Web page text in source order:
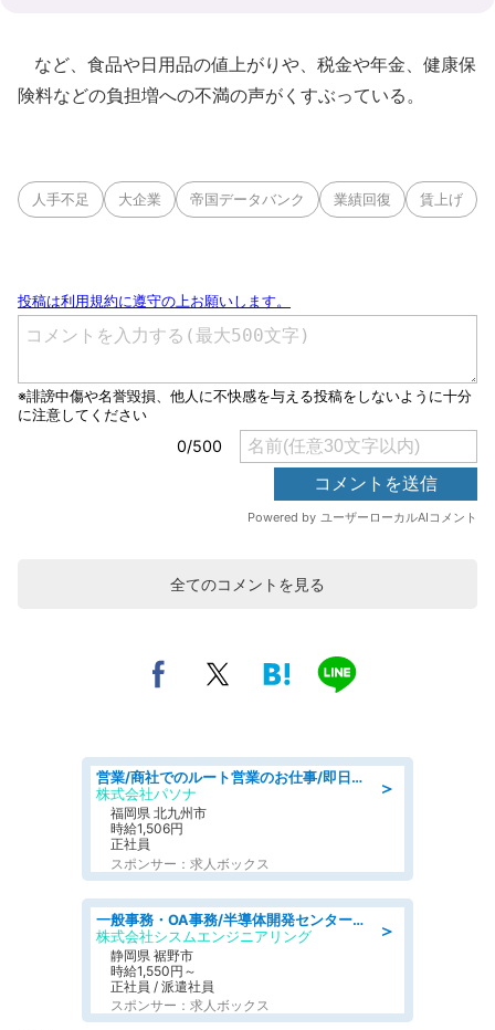
など、食品や日用品の値上がりや、税金や年金、健康保
険料などの負担増への不満の声がくすぶっている。
人手不足 大企業 帝国データバンク 業績回復 賃上げ
全てのコメントを見る
＞
営業/商社でのルート営業のお仕事/即日勤務可/車通勤可/営業
株式会社パソナ
福岡県 北九州市
時給1,506円
正社員
スポンサー：求人ボックス
＞
一般事務・OA事務/半導体開発センター内で事務&軽作業スタッフ、募集
株式会社シスムエンジニアリング
静岡県 裾野市
時給1,550円～
正社員 / 派遣社員
スポンサー：求人ボックス